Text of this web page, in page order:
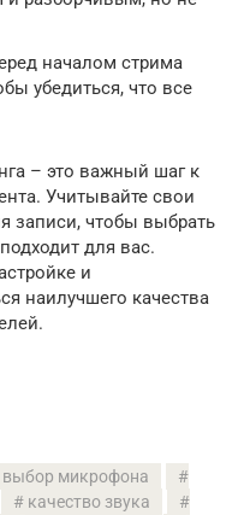
началом стрима
убедиться, что все
– это важный шаг к
Учитывайте свои
записи, чтобы выбрать
для вас.
и
наилучшего качества
выбор микрофона
качество звука